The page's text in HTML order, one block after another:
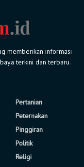
memberikan informasi
terkini dan terbaru.
Pertanian
Peternakan
Pinggiran
Politik
Religi